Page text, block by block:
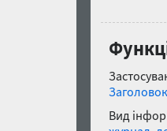
Заголовок
Вид